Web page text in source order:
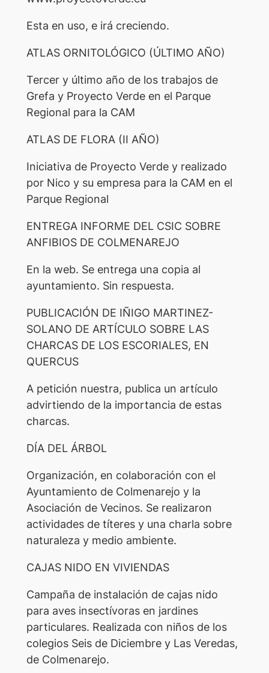
Esta en uso, e irá creciendo.
ATLAS ORNITOLÓGICO (ÚLTIMO AÑO)
Tercer y último año de los trabajos de
Grefa y Proyecto Verde en el Parque
Regional para la CAM
ATLAS DE FLORA (II AÑO)
Iniciativa de Proyecto Verde y realizado
por Nico y su empresa para la CAM en el
Parque Regional
ENTREGA INFORME DEL CSIC SOBRE
ANFIBIOS DE COLMENAREJO
En la web. Se entrega una copia al
ayuntamiento. Sin respuesta.
PUBLICACIÓN DE IÑIGO MARTINEZ-
SOLANO DE ARTÍCULO SOBRE LAS
CHARCAS DE LOS ESCORIALES, EN
QUERCUS
A petición nuestra, publica un artículo
advirtiendo de la importancia de estas
charcas.
DÍA DEL ÁRBOL
Organización, en colaboración con el
Ayuntamiento de Colmenarejo y la
Asociación de Vecinos. Se realizaron
actividades de títeres y una charla sobre
naturaleza y medio ambiente.
CAJAS NIDO EN VIVIENDAS
Campaña de instalación de cajas nido
para aves insectívoras en jardines
particulares. Realizada con niños de los
colegios Seis de Diciembre y Las Veredas,
de Colmenarejo.